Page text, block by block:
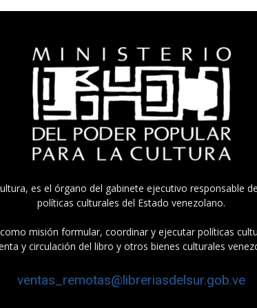
es el órgano del gabinete ejecutivo responsable
políticas culturales del Estado venezolano.
misión formular, coordinar y ejecutar políticas
y circulación del libro y otros bienes culturales
ventas_remotas@libreriasdelsur.gob.ve